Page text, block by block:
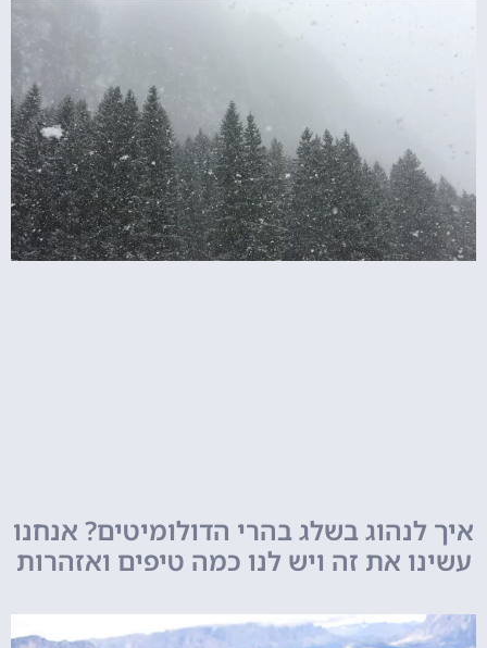
איך לנהוג בשלג בהרי הדולומיטים? אנחנו
עשינו את זה ויש לנו כמה טיפים ואזהרות